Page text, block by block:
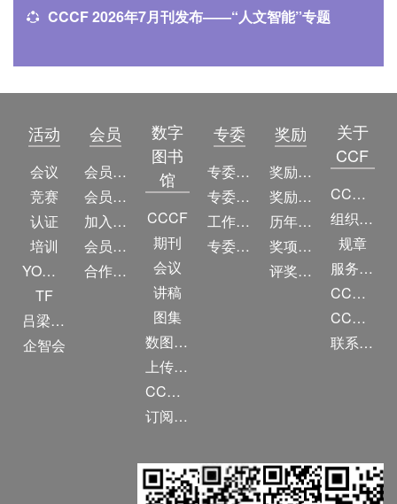
CCCF 2026年7月刊发布——“人文智能”专题
活动
会议
竞赛
认证
培训
YOCSEF
TF
吕梁振兴
企智会
会员
会员简介
会员权益
加入CCF
会员交费
合作伙伴
数字
图书
馆
CCCF
期刊
会议
讲稿
图集
数图编审委员会
上传/发布作品
CCF DL Focus
订阅《计算》
专委
专委简介
专委条例
工作问答
专委名单
奖励
奖励动态
奖励目录
历年获奖名单
奖项推荐
评奖条例
关于
CCF
CCF简介
组织机构
规章
服务项目
CCF大事记
CCF创建60周年
联系我们